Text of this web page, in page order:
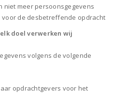
niet meer persoonsgegevens
de desbetreffende opdracht
doel verwerken wij
volgens de volgende
opdrachtgevers voor het